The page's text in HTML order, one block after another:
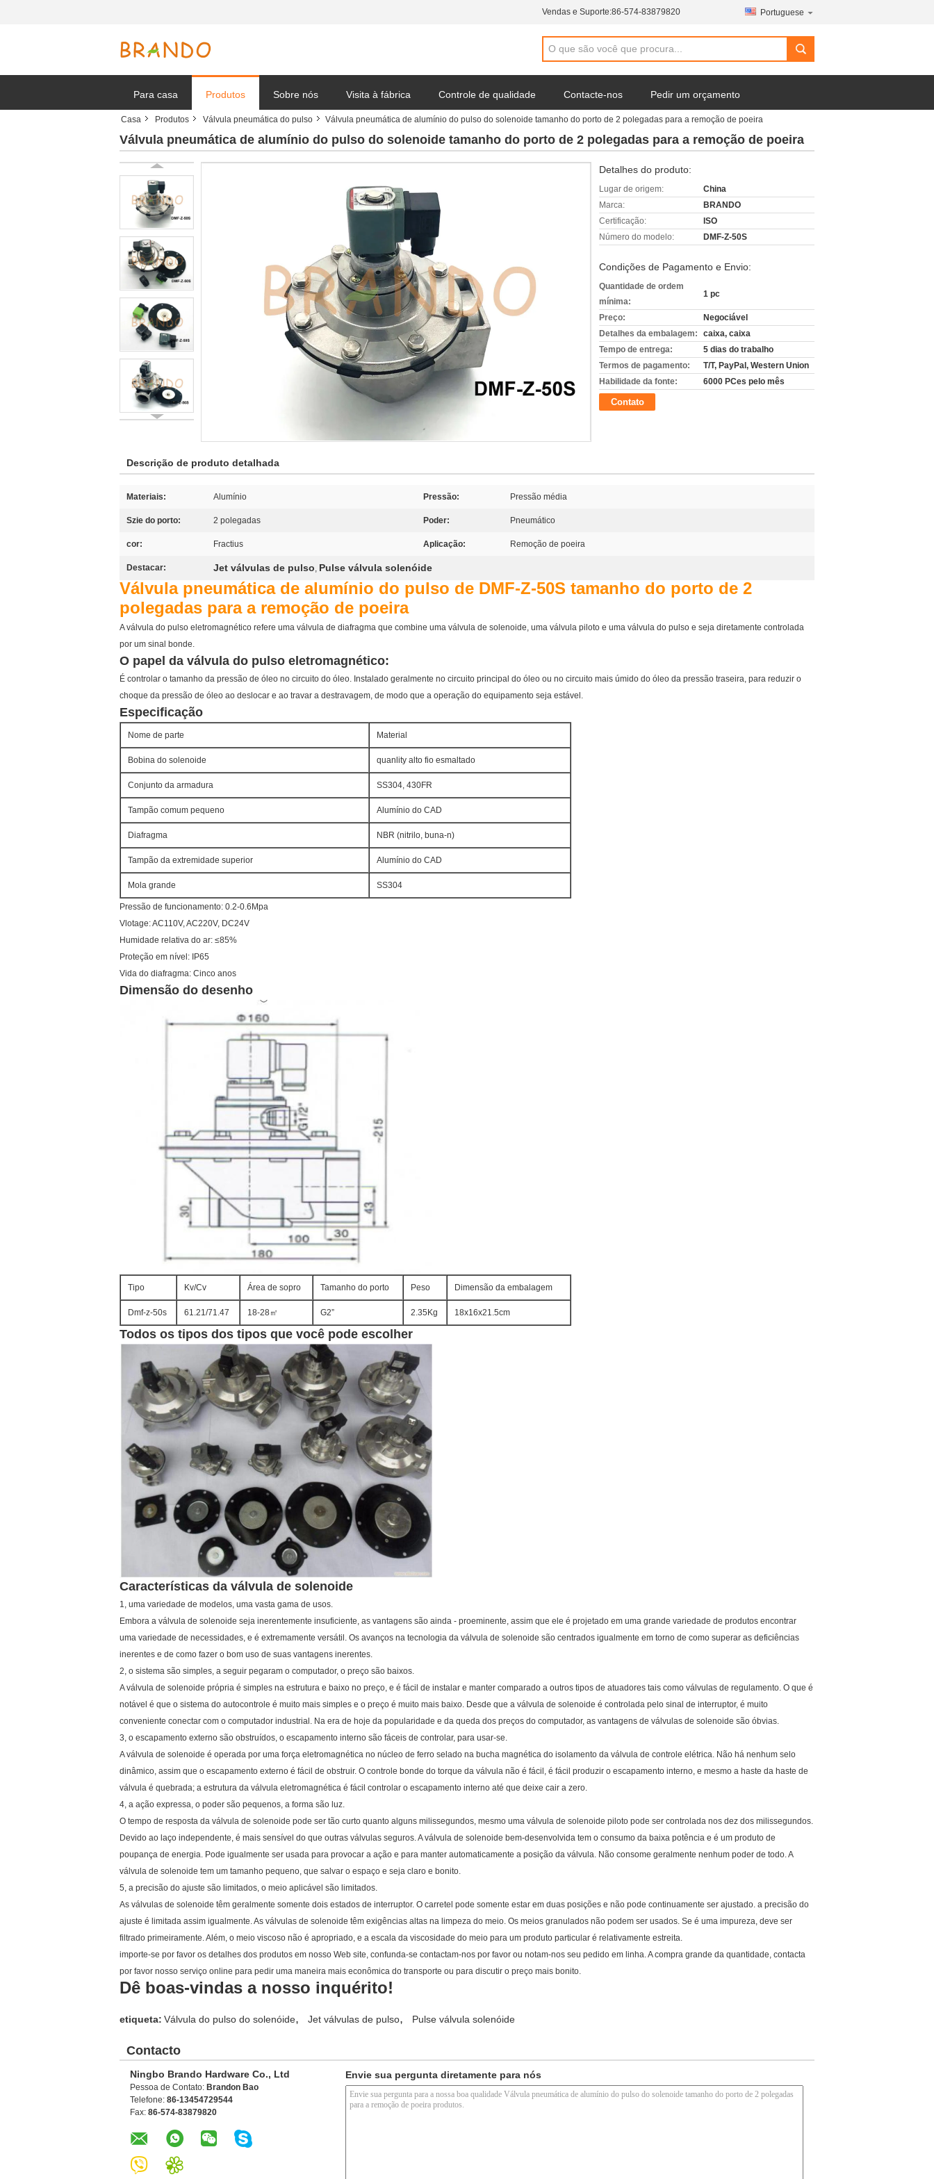
Vendas e Suporte:86-574-83879820 Portuguese
Para casa Produtos Sobre nós Visita à fábrica Controle de qualidade Contacte-nos Pedir um orçamento
Notícia da empresa
Casa Produtos Válvula pneumática do pulso Válvula pneumática de alumínio do pulso do solenoide tamanho do porto de 2 polegadas para a remoção de poeira
Válvula pneumática de alumínio do pulso do solenoide tamanho do porto de 2 polegadas para a remoção de poeira
Detalhes do produto:
Lugar de origem:
China
Marca:
BRANDO
Certificação:
ISO
Número do modelo:
DMF-Z-50S
Condições de Pagamento e Envio:
Quantidade de ordem
mínima:
1 pc
Preço:
Negociável
Detalhes da embalagem:
caixa, caixa
Tempo de entrega:
5 dias do trabalho
Termos de pagamento:
T/T, PayPal, Western Union
Habilidade da fonte:
6000 PCes pelo mês
Contato
Descrição de produto detalhada
Materiais: Alumínio Pressão: Pressão média
Szie do porto: 2 polegadas Poder: Pneumático
cor: Fractius Aplicação: Remoção de poeira
Destacar: Jet válvulas de pulso, Pulse válvula solenóide
Válvula pneumática de alumínio do pulso de DMF-Z-50S tamanho do porto de 2
polegadas para a remoção de poeira
A válvula do pulso eletromagnético refere uma válvula de diafragma que combine uma válvula de solenoide, uma válvula piloto e uma válvula do pulso e seja diretamente controlada
por um sinal bonde.
O papel da válvula do pulso eletromagnético:
É controlar o tamanho da pressão de óleo no circuito do óleo. Instalado geralmente no circuito principal do óleo ou no circuito mais úmido do óleo da pressão traseira, para reduzir o
choque da pressão de óleo ao deslocar e ao travar a destravagem, de modo que a operação do equipamento seja estável.
Especificação
Nome de parte Material
Bobina do solenoide quanlity alto fio esmaltado
Conjunto da armadura SS304, 430FR
Tampão comum pequeno Alumínio do CAD
Diafragma NBR (nitrilo, buna-n)
Tampão da extremidade superior Alumínio do CAD
Mola grande SS304
Pressão de funcionamento: 0.2-0.6Mpa
Vlotage: AC110V, AC220V, DC24V
Humidade relativa do ar: ≤85%
Proteção em nível: IP65
Vida do diafragma: Cinco anos
Dimensão do desenho
Tipo Kv/Cv Área de sopro Tamanho do porto Peso Dimensão da embalagem
Dmf-z-50s 61.21/71.47 18-28㎡ G2” 2.35Kg 18x16x21.5cm
Todos os tipos dos tipos que você pode escolher
Características da válvula de solenoide
1, uma variedade de modelos, uma vasta gama de usos.
Embora a válvula de solenoide seja inerentemente insuficiente, as vantagens são ainda - proeminente, assim que ele é projetado em uma grande variedade de produtos encontrar
uma variedade de necessidades, e é extremamente versátil. Os avanços na tecnologia da válvula de solenoide são centrados igualmente em torno de como superar as deficiências
inerentes e de como fazer o bom uso de suas vantagens inerentes.
2, o sistema são simples, a seguir pegaram o computador, o preço são baixos.
A válvula de solenoide própria é simples na estrutura e baixo no preço, e é fácil de instalar e manter comparado a outros tipos de atuadores tais como válvulas de regulamento. O que é
notável é que o sistema do autocontrole é muito mais simples e o preço é muito mais baixo. Desde que a válvula de solenoide é controlada pelo sinal de interruptor, é muito
conveniente conectar com o computador industrial. Na era de hoje da popularidade e da queda dos preços do computador, as vantagens de válvulas de solenoide são óbvias.
3, o escapamento externo são obstruídos, o escapamento interno são fáceis de controlar, para usar-se.
A válvula de solenoide é operada por uma força eletromagnética no núcleo de ferro selado na bucha magnética do isolamento da válvula de controle elétrica. Não há nenhum selo
dinâmico, assim que o escapamento externo é fácil de obstruir. O controle bonde do torque da válvula não é fácil, é fácil produzir o escapamento interno, e mesmo a haste da haste de
válvula é quebrada; a estrutura da válvula eletromagnética é fácil controlar o escapamento interno até que deixe cair a zero.
4, a ação expressa, o poder são pequenos, a forma são luz.
O tempo de resposta da válvula de solenoide pode ser tão curto quanto alguns milissegundos, mesmo uma válvula de solenoide piloto pode ser controlada nos dez dos milissegundos.
Devido ao laço independente, é mais sensível do que outras válvulas seguros. A válvula de solenoide bem-desenvolvida tem o consumo da baixa potência e é um produto de
poupança de energia. Pode igualmente ser usada para provocar a ação e para manter automaticamente a posição da válvula. Não consome geralmente nenhum poder de todo. A
válvula de solenoide tem um tamanho pequeno, que salvar o espaço e seja claro e bonito.
5, a precisão do ajuste são limitados, o meio aplicável são limitados.
As válvulas de solenoide têm geralmente somente dois estados de interruptor. O carretel pode somente estar em duas posições e não pode continuamente ser ajustado. a precisão do
ajuste é limitada assim igualmente. As válvulas de solenoide têm exigências altas na limpeza do meio. Os meios granulados não podem ser usados. Se é uma impureza, deve ser
filtrado primeiramente. Além, o meio viscoso não é apropriado, e a escala da viscosidade do meio para um produto particular é relativamente estreita.
importe-se por favor os detalhes dos produtos em nosso Web site, confunda-se contactam-nos por favor ou notam-nos seu pedido em linha. A compra grande da quantidade, contacta
por favor nosso serviço online para pedir uma maneira mais econômica do transporte ou para discutir o preço mais bonito.
Dê boas-vindas a nosso inquérito!
etiqueta: Válvula do pulso do solenóide, Jet válvulas de pulso, Pulse válvula solenóide
Contacto
Ningbo Brando Hardware Co., Ltd
Pessoa de Contato: Brandon Bao
Telefone: 86-13454729544
Fax: 86-574-83879820
Envie sua pergunta diretamente para nós